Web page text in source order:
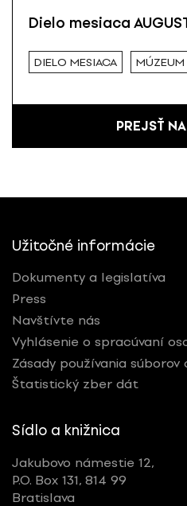
Dielo mesiaca
DIELO MESIACA
PREJSŤ
Užitočné informácie
Dokumenty a legislatíva
Press
Navštívte nás
Vyhlásenie o spracúvaní
Zásady používania súborov
Štatistický zber dát
Sídlo a knižnica
Jakubovo námestie 12,
P.O. Box 131, 814 99
Bratislava